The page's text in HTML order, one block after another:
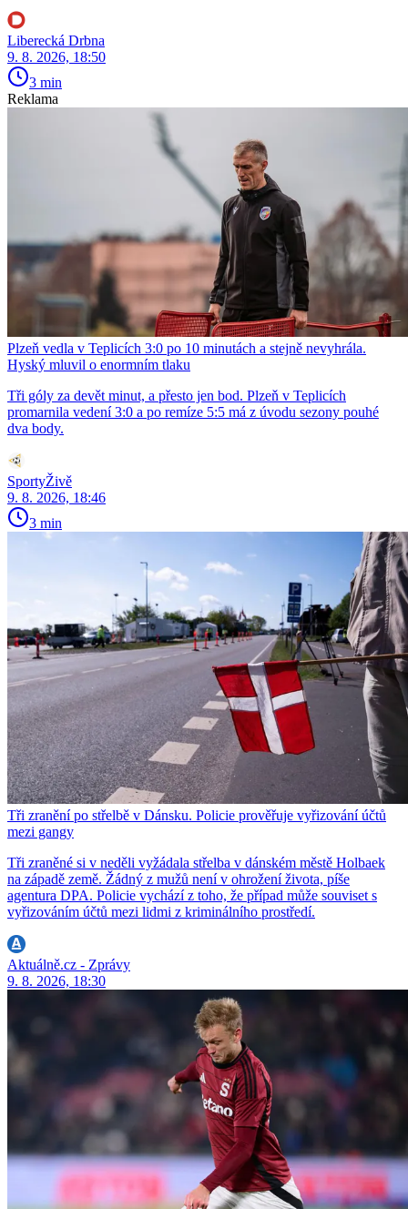
Liberecká Drbna
9. 8. 2026, 18:50
3 min
Reklama
Plzeň vedla v Teplicích 3:0 po 10 minutách a stejně nevyhrála.
Hyský mluvil o enormním tlaku
Tři góly za devět minut, a přesto jen bod. Plzeň v Teplicích
promarnila vedení 3:0 a po remíze 5:5 má z úvodu sezony pouhé
dva body.
SportyŽivě
9. 8. 2026, 18:46
3 min
Tři zranění po střelbě v Dánsku. Policie prověřuje vyřizování účtů
mezi gangy
Tři zraněné si v neděli vyžádala střelba v dánském městě Holbaek
na západě země. Žádný z mužů není v ohrožení života, píše
agentura DPA. Policie vychází z toho, že případ může souviset s
vyřizováním účtů mezi lidmi z kriminálního prostředí.
Aktuálně.cz - Zprávy
9. 8. 2026, 18:30